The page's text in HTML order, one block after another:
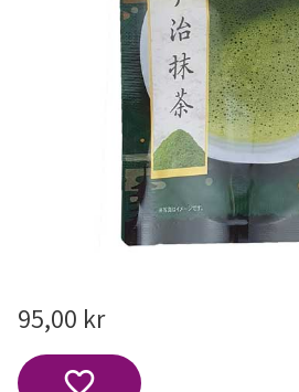
95,00 kr
Lägg till i favoriter